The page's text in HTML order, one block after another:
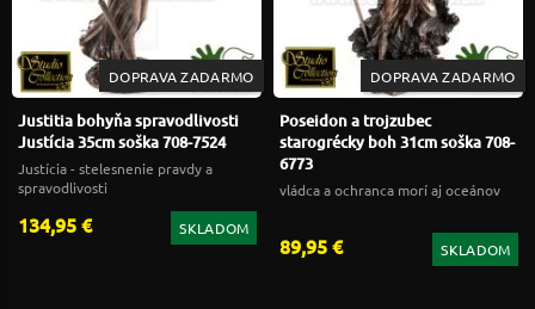
DOPRAVA ZADARMO
Justitia bohyňa spravodlivosti
Justícia 35cm soška 708-7524
Justícia - stelesnenie pravdy a
spravodlivosti
134,95 € SKLADOM
DOPRAVA ZADARMO
Poseidon a trojzubec
starogrécky boh 31cm soška 708-
6773
vládca a ochranca morí aj oceánov
89,95 € SKLADOM